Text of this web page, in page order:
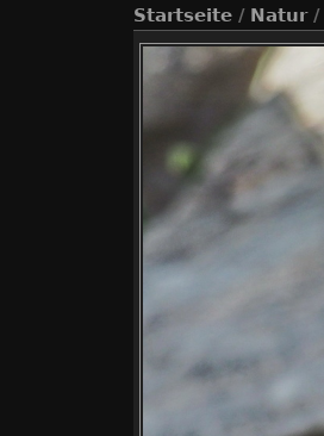
Startseite / Natur/